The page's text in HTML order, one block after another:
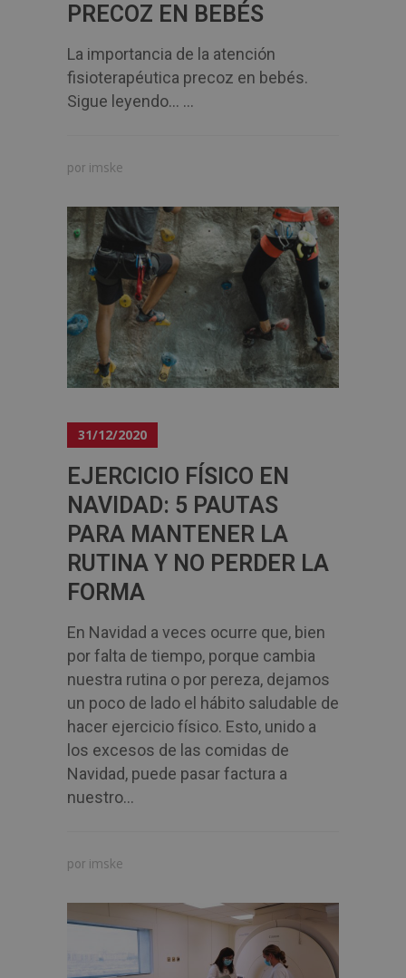
PRECOZ EN BEBÉS
La importancia de la atención
fisioterapéutica precoz en bebés.
Sigue leyendo… ...
por imske
31/12/2020
EJERCICIO FÍSICO EN
NAVIDAD: 5 PAUTAS
PARA MANTENER LA
RUTINA Y NO PERDER LA
FORMA
En Navidad a veces ocurre que, bien
por falta de tiempo, porque cambia
nuestra rutina o por pereza, dejamos
un poco de lado el hábito saludable de
hacer ejercicio físico. Esto, unido a
los excesos de las comidas de
Navidad, puede pasar factura a
nuestro...
por imske